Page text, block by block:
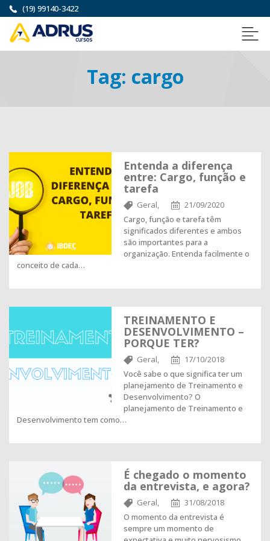
(19) 99140-3422
Tag: cargo
Entenda a diferença
entre: Cargo, função e
tarefa
Geral,
21/09/2020
Cargo, função e tarefa têm
significados diferentes e ambos
são importantes para a
organização. Entenda facilmente o
conceito de cada…
TREINAMENTO E
DESENVOLVIMENTO –
PORQUE TER?
Geral,
17/10/2018
Você sabe o que significa ter um
planejamento de Treinamento e
Desenvolvimento? O
planejamento de Treinamento e
Desenvolvimento tem como…
É chegado o momento
da entrevista, e agora?
Geral,
31/08/2018
O momento da entrevista é
sempre um momento de